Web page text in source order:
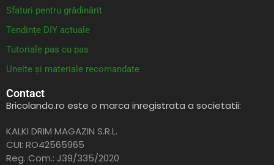
Sfaturi pentru grădinărit
Tendințe DIY actuale
Tutoriale pas cu pas
Unelte și materiale recomandate
Contact
Bricolando.ro este o marca inregistrata a societatii:
KALKI DRIM MAGAZIN S.R.L.
CUI: RO42565965
Reg. Com.: J39/335/2020